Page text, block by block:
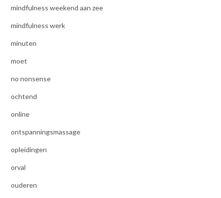
mindfulness weekend aan zee
mindfulness werk
minuten
moet
no nonsense
ochtend
online
ontspanningsmassage
opleidingen
orval
ouderen